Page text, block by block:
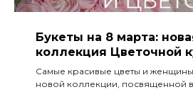
Букеты на 8 марта:
коллекция Цветочной
Самые красивые цветы и
новой коллекции, посвященной